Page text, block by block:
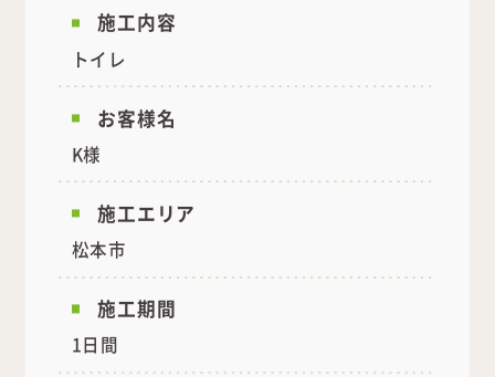
施工内容
トイレ
お客様名
K様
施工エリア
松本市
施工期間
1日間